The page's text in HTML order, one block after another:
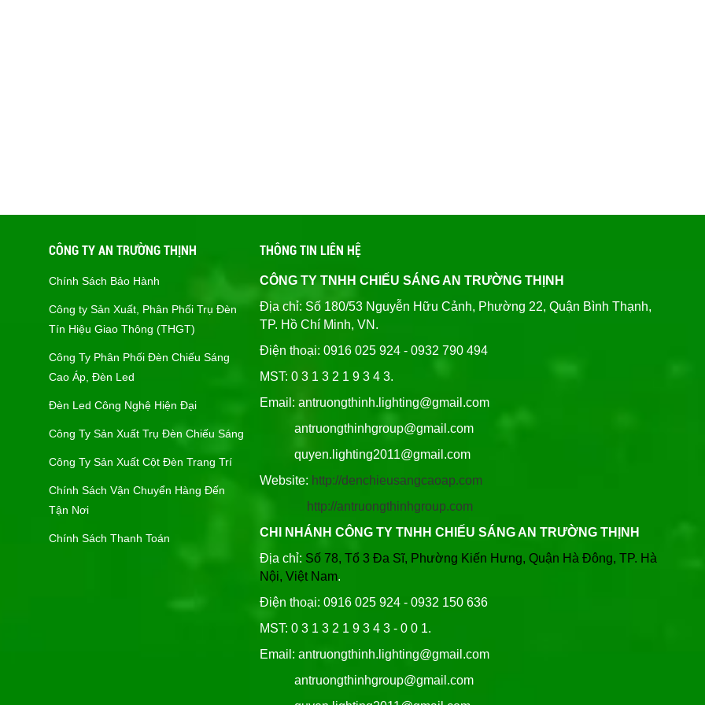
CÔNG TY AN TRƯỜNG THỊNH
Chính Sách Bảo Hành
Công ty Sản Xuất, Phân Phối Trụ Đèn
Tín Hiệu Giao Thông (THGT)
Công Ty Phân Phối Đèn Chiếu Sáng
Cao Áp, Đèn Led
Đèn Led Công Nghệ Hiện Đại
Công Ty Sản Xuất Trụ Đèn Chiếu Sáng
Công Ty Sản Xuất Cột Đèn Trang Trí
Chính Sách Vận Chuyển Hàng Đến
Tận Nơi
Chính Sách Thanh Toán
THÔNG TIN LIÊN HỆ
CÔNG TY TNHH CHIẾU SÁNG AN TRƯỜNG THỊNH
Địa chỉ: Số 180/53 Nguyễn Hữu Cảnh, Phường 22, Quận Bình Thạnh,
TP. Hồ Chí Minh, VN.
Điện thoại: 0916 025 924 - 0932 790 494
MST: 0 3 1 3 2 1 9 3 4 3.
Email: antruongthinh.lighting@gmail.com
antruongthinhgroup@gmail.com
quyen.lighting2011@gmail.com
Website: http://denchieusangcaoap.com
http://antruongthinhgroup.com
CHI NHÁNH CÔNG TY TNHH CHIẾU SÁNG AN TRƯỜNG THỊNH
Địa chỉ: Số 78, Tổ 3 Đa Sĩ, Phường Kiến Hưng, Quận Hà Đông, TP. Hà
Nội, Việt Nam.
Điện thoại: 0916 025 924 - 0932 150 636
MST: 0 3 1 3 2 1 9 3 4 3 - 0 0 1.
Email: antruongthinh.lighting@gmail.com
antruongthinhgroup@gmail.com